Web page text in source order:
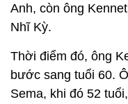
Anh, còn ông
Nhĩ Kỳ.
Thời điểm đó, ông
bước sang tuổi 60.
Sema, khi đó 52